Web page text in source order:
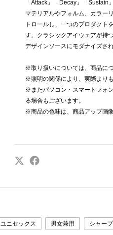
「Attack」「Decay」「Sustain
マテリアルやフォルム、カラー
トロールし、一つのプロダクト
す。クラシックアイウェアが持
デザインソースにモダナイズさ
※取り扱いについては、商品に
※照明の関係により、実際より
※またパソコン・スマートフォ
る場合もございます。
※商品の色味は、商品アップ画
ユニセックス 男女兼用 シャープ